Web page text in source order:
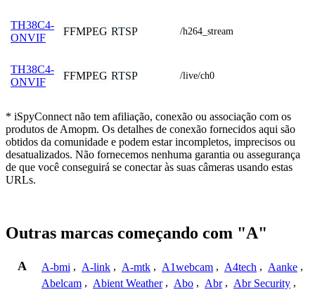
TH38C4-
ONVIF
FFMPEG RTSP /h264_stream
TH38C4-
ONVIF
FFMPEG RTSP /live/ch0
* iSpyConnect não tem afiliação, conexão ou associação com os
produtos de Amopm. Os detalhes de conexão fornecidos aqui são
obtidos da comunidade e podem estar incompletos, imprecisos ou
desatualizados. Não fornecemos nenhuma garantia ou assegurança
de que você conseguirá se conectar às suas câmeras usando estas
URLs.
Outras marcas começando com "A"
A A-bmi , A-link , A-mtk , A1webcam , A4tech , Aanke ,
Abelcam , Abient Weather , Abo , Abr , Abr Security ,